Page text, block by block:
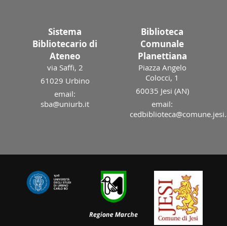
Sistema
Bibliotecario di
Ateneo
via Saffi, 2
61029 Urbino
email:
sba@uniurb.it
Biblioteca
Comunale
Planettiana
Piazza Angelo
Colocci, 1
60035 Jesi (AN)
email: